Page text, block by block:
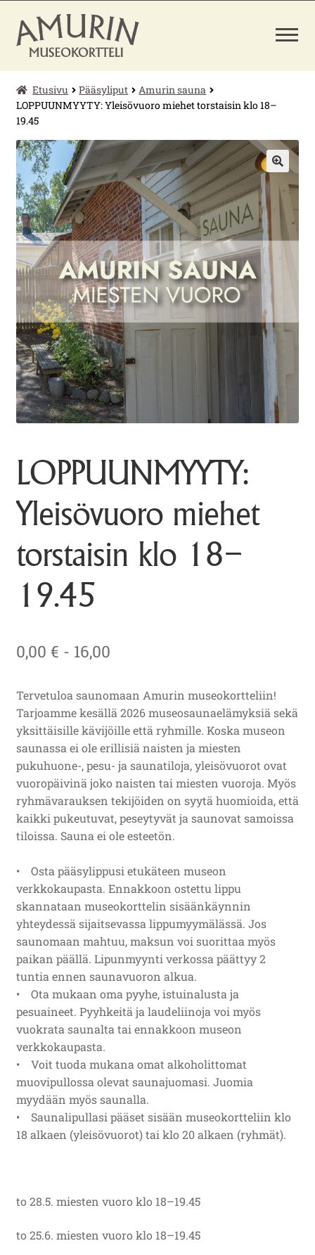
Siirry
navigointiin
Siirry
sisältöön
PÄÄSYLIPUT
ALEMMAN
Etusivu Pääsyliput
Amurin sauna
LOPPUUNMYYTY: Yleisövuoro miehet torstaisin klo 18–
19.45
LOPPUUNMYYTY:
Yleisövuoro miehet
torstaisin klo 18–
19.45
0,00 € - 16,00
Tervetuloa saunomaan Amurin museokortteliin!
Tarjoamme kesällä 2026 museosaunaelämyksiä sekä
yksittäisille kävijöille että ryhmille. Koska museon
saunassa ei ole erillisiä naisten ja miesten
pukuhuone-, pesu- ja saunatiloja, yleisövuorot ovat
vuoropäivinä joko naisten tai miesten vuoroja. Myös
ryhmävarauksen tekijöiden on syytä huomioida, että
kaikki pukeutuvat, peseytyvät ja saunovat samoissa
tiloissa. Sauna ei ole esteetön.
• Osta pääsylippusi etukäteen museon
verkkokaupasta. Ennakkoon ostettu lippu
skannataan museokorttelin sisäänkäynnin
yhteydessä sijaitsevassa lippumyymälässä. Jos
saunomaan mahtuu, maksun voi suorittaa myös
paikan päällä. Lipunmyynti verkossa päättyy 2
tuntia ennen saunavuoron alkua.
• Ota mukaan oma pyyhe, istuinalusta ja
pesuaineet. Pyyhkeitä ja laudeliinoja voi myös
vuokrata saunalta tai ennakkoon museon
verkkokaupasta.
• Voit tuoda mukana omat alkoholittomat
muovipullossa olevat saunajuomasi. Juomia
myydään myös saunalla.
• Saunalipullasi pääset sisään museokortteliin klo
18 alkaen (yleisövuorot) tai klo 20 alkaen (ryhmät).
to 28.5. miesten vuoro klo 18–19.45
to 25.6. miesten vuoro klo 18–19.45